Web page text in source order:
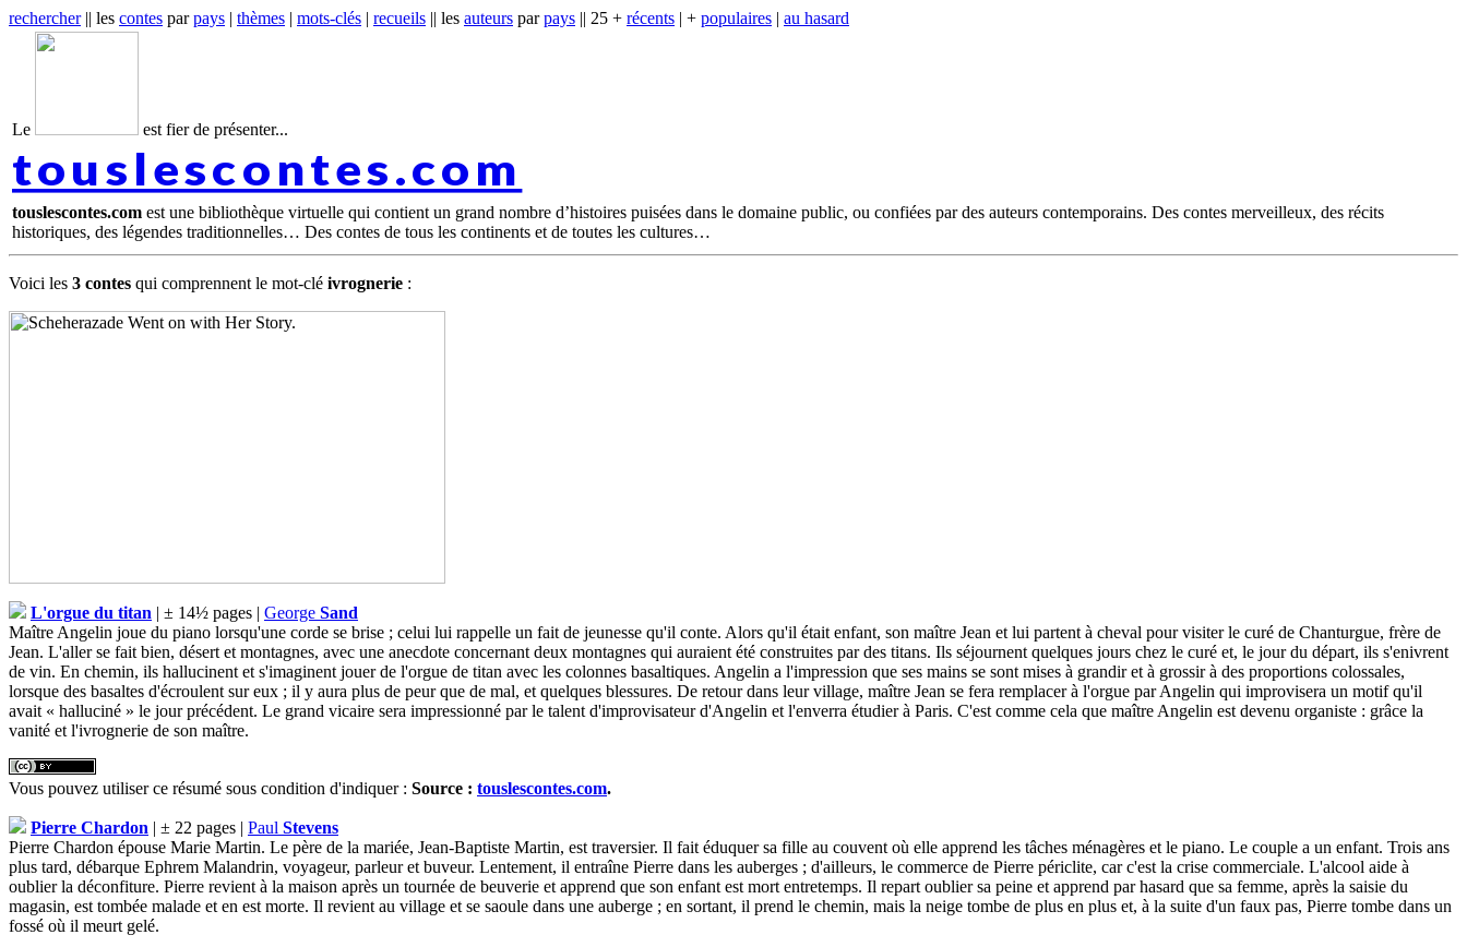
rechercher|| les contes parpays | thèmes | mots-clés | recueils || les auteurs parpays || 25 + récents | + populaires | au hasard
Le est fier de présenter...
touslescontes.com
touslescontes.com est une bibliothèque virtuelle qui contient un grand nombre d’histoires puisées dans le domaine public, ou confiées par des auteurs contemporains. Des contes merveilleux, des récits
historiques, des légendes traditionnelles… Des contes de tous les continents et de toutes les cultures
Voici les 3 contes qui comprennent le mot-clé ivrognerie :
L'orgue du titan | ± 14½ pages | George Sand
Maître Angelin joue du piano lorsqu'une corde se brise ; celui lui rappelle un fait de jeunesse qu'il conte. Alors qu'il était enfant, son maître Jean et lui partent à cheval pour visiter le curé de Chanturgue, frère de
Jean. L'aller se fait bien, désert et montagnes, avec une anecdote concernant deux montagnes qui auraient été construites par des titans. Ils séjournent quelques jours chez le curé et, le jour du départ, ils s'enivrent
de vin. En chemin, ils hallucinent et s'imaginent jouer de l'orgue de titan avec les colonnes basaltiques. Angelin a l'impression que ses mains se sont mises à grandir et à grossir à des proportions colossales,
lorsque des basaltes d'écroulent sur eux ; il y aura plus de peur que de mal, et quelques blessures. De retour dans leur village, maître Jean se fera remplacer à l'orgue par Angelin qui improvisera un motif qu'il
avait « halluciné » le jour précédent. Le grand vicaire sera impressionné par le talent d'improvisateur d'Angelin et l'enverra étudier à Paris. C'est comme cela que maître Angelin est devenu organiste : grâce la
vanité et l'ivrognerie de son maître.
Vous pouvez utiliser ce résumé sous condition d'indiquer : Source : touslescontes.com.
Pierre Chardon | ± 22 pages | Paul Stevens
Pierre Chardon épouse Marie Martin. Le père de la mariée, Jean-Baptiste Martin, est traversier. Il fait éduquer sa fille au couvent où elle apprend les tâches ménagères et le piano. Le couple a un enfant. Trois ans
plus tard, débarque Ephrem Malandrin, voyageur, parleur et buveur. Lentement, il entraîne Pierre dans les auberges ; d'ailleurs, le commerce de Pierre périclite, car c'est la crise commerciale. L'alcool aide à
oublier la déconfiture. Pierre revient à la maison après un tournée de beuverie et apprend que son enfant est mort entretemps. Il repart oublier sa peine et apprend par hasard que sa femme, après la saisie du
magasin, est tombée malade et en est morte. Il revient au village et se saoule dans une auberge ; en sortant, il prend le chemin, mais la neige tombe de plus en plus et, à la suite d'un faux pas, Pierre tombe dans un
fossé où il meurt gelé.